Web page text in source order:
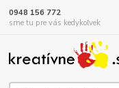
0948 156 772
sme tu pre vás kedykoľvek